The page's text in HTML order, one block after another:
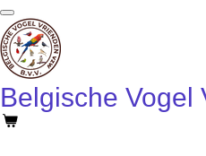
Ga
direct
naar
de
hoofdinhoud
Belgische Vogel